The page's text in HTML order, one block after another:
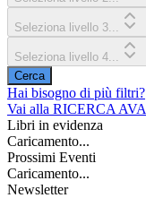
Seleziona livello 3...
Seleziona livello 4...
Cerca
Hai bisogno di più filtri?
Vai alla RICERCA
Libri in evidenza
Caricamento...
Prossimi Eventi
Caricamento...
Newsletter